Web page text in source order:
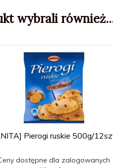
wybrali
Pierogi ruskie 500g/
dostępne dla zalogowanych